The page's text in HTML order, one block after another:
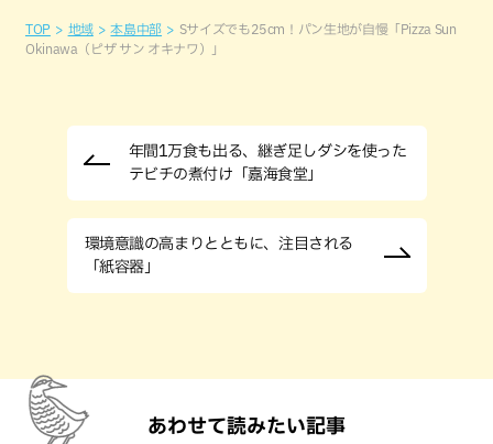
TOP 地域 本島中部
Sサイズでも25cm！パン生地が自慢「Pizza Sun
Okinawa（ピザ サン オキナワ）」
年間1万食も出る、継ぎ足しダシを使った
テビチの煮付け「嘉海食堂」
環境意識の高まりとともに、注目される
「紙容器」
あわせて読みたい記事